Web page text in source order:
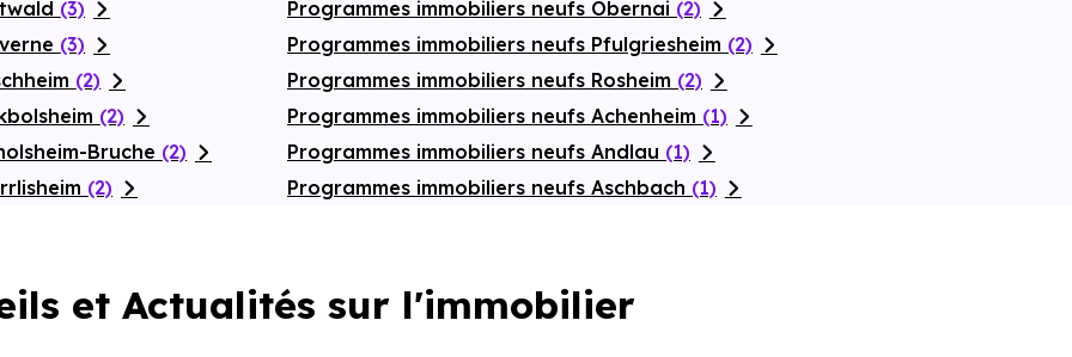
(3)
(3)
(2)
(2)
Bruche (2)
(2)
Programmes immobiliers neufs Obernai (2)
Programmes immobiliers neufs Pfulgriesheim (2)
Programmes immobiliers neufs Rosheim (2)
Programmes immobiliers neufs Achenheim (1)
Programmes immobiliers neufs Andlau (1)
Programmes immobiliers neufs Aschbach (1)
et Actualités sur l'immobilier